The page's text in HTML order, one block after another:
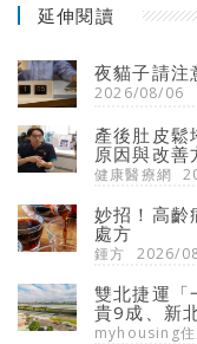
延伸閱讀
夜貓子請注
2026/08/06
產後肚皮鬆
原因與改善
健康醫療網
妙招！高齡
處方
鍾方 2026/
雙北捷運「
貴9成、新
myhousing住